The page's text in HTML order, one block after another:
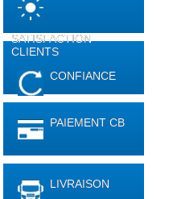
SATISFACTION
CLIENTS
CONFIANCE
PAIEMENT CB
LIVRAISON